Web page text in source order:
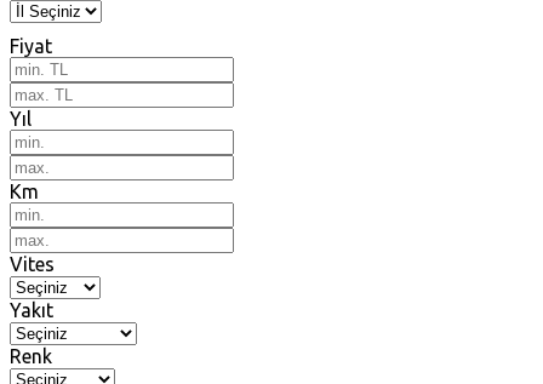
Fiyat
Yıl
Km
Vites
Yakıt
Renk